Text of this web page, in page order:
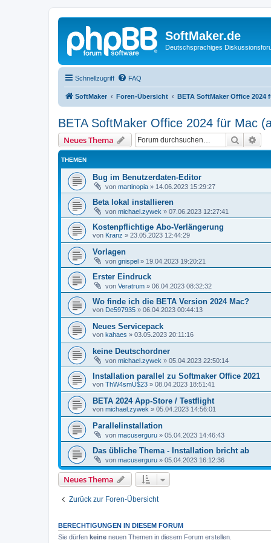
SoftMaker.de
Deutschsprachiges
Schnellzugriff FAQ
SoftMaker Foren-Übersicht BETA SoftMaker Office 2024
BETA SoftMaker Office 2024 für Mac
Neues Thema Suche
THEMEN
Bug im Benutzerdaten-Editor
von martinopia » 14.06.2023 15:29:27
Beta lokal installieren
von michael.zywek » 07.06.2023 12:27:41
Kostenpflichtige Abo-Verlängerung
von Kranz » 23.05.2023 12:44:29
Vorlagen
von gnispel » 19.04.2023 19:20:21
Erster Eindruck
von Veratrum » 06.04.2023 08:32:32
Wo finde ich die BETA Version 2024 Mac?
von De597935 » 06.04.2023 00:44:13
Neues Servicepack
von kahaes » 03.05.2023 20:11:16
keine Deutschordner
von michael.zywek » 05.04.2023 22:50:14
Installation parallel zu Softmaker Office 2021
von ThW4smU$23 » 08.04.2023 18:51:41
BETA 2024 App-Store / Testflight
von michael.zywek » 05.04.2023 14:56:01
Parallelinstallation
von macuserguru » 05.04.2023 14:46:43
Das übliche Thema - Installation bricht ab
von macuserguru » 05.04.2023 16:12:36
Neues Thema
Zurück zur Foren-Übersicht
BERECHTIGUNGEN IN DIESEM FORUM
Sie dürfen keine neuen Themen in diesem Forum erstellen.